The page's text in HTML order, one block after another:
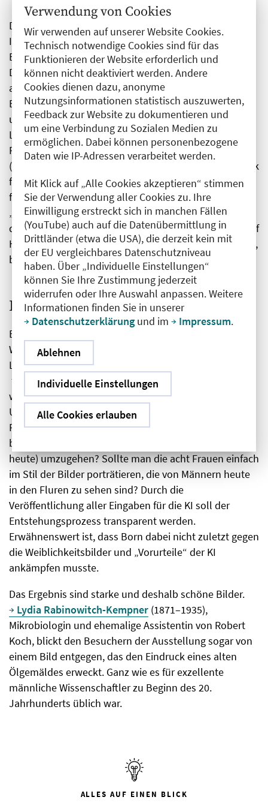
Verwendung von Cookies
Wir verwenden auf unserer Website Cookies.
Technisch notwendige Cookies sind für das
Funktionieren der Website erforderlich und
können nicht deaktiviert werden. Andere
Cookies dienen dazu, anonyme
Nutzungsinformationen statistisch auszuwerten,
Feedback zur Website zu dokumentieren und
um eine Verbindung zu Sozialen Medien zu
ermöglichen. Dabei können personenbezogene
Daten wie IP-Adressen verarbeitet werden.
Mit Klick auf „Alle Cookies akzeptieren“ stimmen
Sie der Verwendung aller Cookies zu. Ihre
Einwilligung erstreckt sich in manchen Fällen
(YouTube) auch auf die Datenübermittlung in
Drittländer (etwa die USA), die derzeit kein mit
der EU vergleichbares Datenschutzniveau
haben. Über „Individuelle Einstellungen“
können Sie Ihre Zustimmung jederzeit
widerrufen oder Ihre Auswahl anpassen. Weitere
Informationen finden Sie in unserer
Datenschutzerklärung und im Impressum.
Ablehnen
Individuelle Einstellungen
Alle Cookies erlauben
Die Bildgestaltung mit dem Hilfsmittel der künstlichen
Intelligenz soll die reale Intelligenz, Power und
Begeisterung für die Wissenschaft, die den
Dargestellten eigen war, strahlen lassen. Als Akt der
ausgleichenden Gerechtigkeit verleiht sie ihnen den
Erfolg, der ihnen zu Lebzeiten verwehrt blieb. So tritt
uns etwa Anneliese Wittgenstein, der dies im wahren
Leben nicht vergönnt war, nun auf dem Foto als stolze
Professorin entgegen. Und Helenefriederike Stelzner
(1861–1937), die als erste Ärztin der Charité in der Klinik
für Psychiatrie tätig war und von der sich kein Foto
fand, steht nun sichtbar selbstbewusst vor uns.
„Visibility matters“, kommentierte Christopher Baum,
der Vorsitzende des Direktoriums des Berlin Institute of
Health (BIH), in dem die Bilder zeitweilig zu sehen sind,
bei der Eröffnung der Ausstellung.
KI hat „eigene“ Vorstellungen
Es sind Kunstwerke, deren Gestaltung der
Wissenschaftskommunikatorin Gesine Born, der
Leiterin und Gründerin eines Bilderinstituts,
folgenschwere Entscheidungen abverlangte: In
welchen Posen, in welchem Alter, in welcher
Umgebung und mit welcher Ausstrahlung sollen die
Pionierinnen zu sehen sein? Wie ist dabei mit
bestehenden Normen von Weiblichkeit (damals und
heute) umzugehen? Sollte man die acht Frauen einfach
im Stil der Bilder porträtieren, die von Männern heute
in den Fluren zu sehen sind? Durch die
Veröffentlichung aller Eingaben für die KI soll der
Entstehungsprozess transparent werden.
Erwähnenswert ist, dass Born dabei nicht zuletzt gegen
die Weiblichkeitsbilder und „Vorurteile“ der KI
ankämpfen musste.
Das Ergebnis sind starke und deshalb schöne Bilder.
Lydia Rabinowitch-Kempner (1871–1935),
Mikrobiologin und ehemalige Assistentin von Robert
Koch, blickt den Besuchern der Ausstellung sogar von
einem Bild entgegen, das den Eindruck eines alten
Ölgemäldes erweckt. Ganz wie es für exzellente
männliche Wissenschaftler zu Beginn des 20.
Jahrhunderts üblich war.
ALLES AUF EINEN BLICK